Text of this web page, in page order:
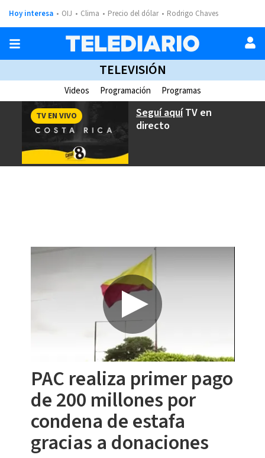
Hoy interesa OIJ Clima Precio del dólar Rodrigo Chaves
TELEVISIÓN
Videos Programación Programas
Seguí aquíTV en
directo
TV EN VIVO
PAC realiza primer pago
de 200 millones por
condena de estafa
gracias a donaciones